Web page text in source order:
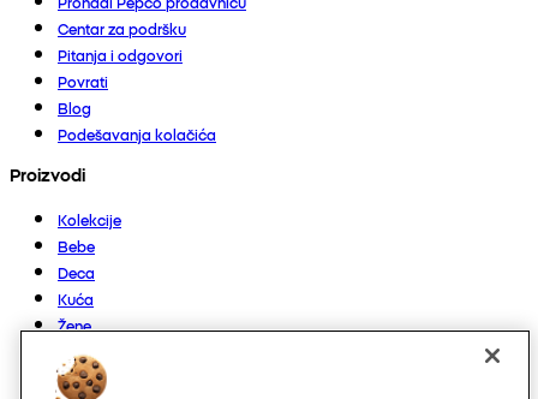
Centar za podršku
Pitanja i odgovori
Povrati
Blog
Podešavanja kolačića
Proizvodi
Kolekcije
Bebe
Deca
Kuća
Žene
Muškarci
Ostalo